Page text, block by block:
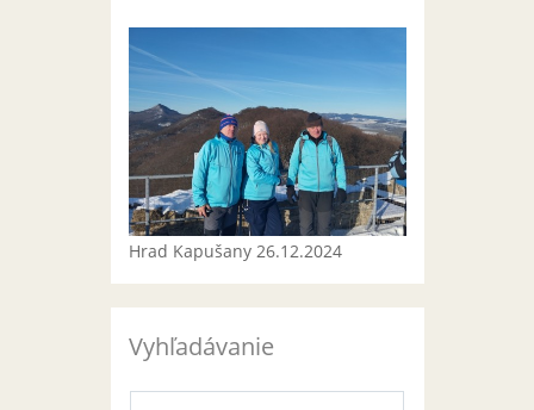
Hrad Kapušany 26.12.2024
Vyhľadávanie